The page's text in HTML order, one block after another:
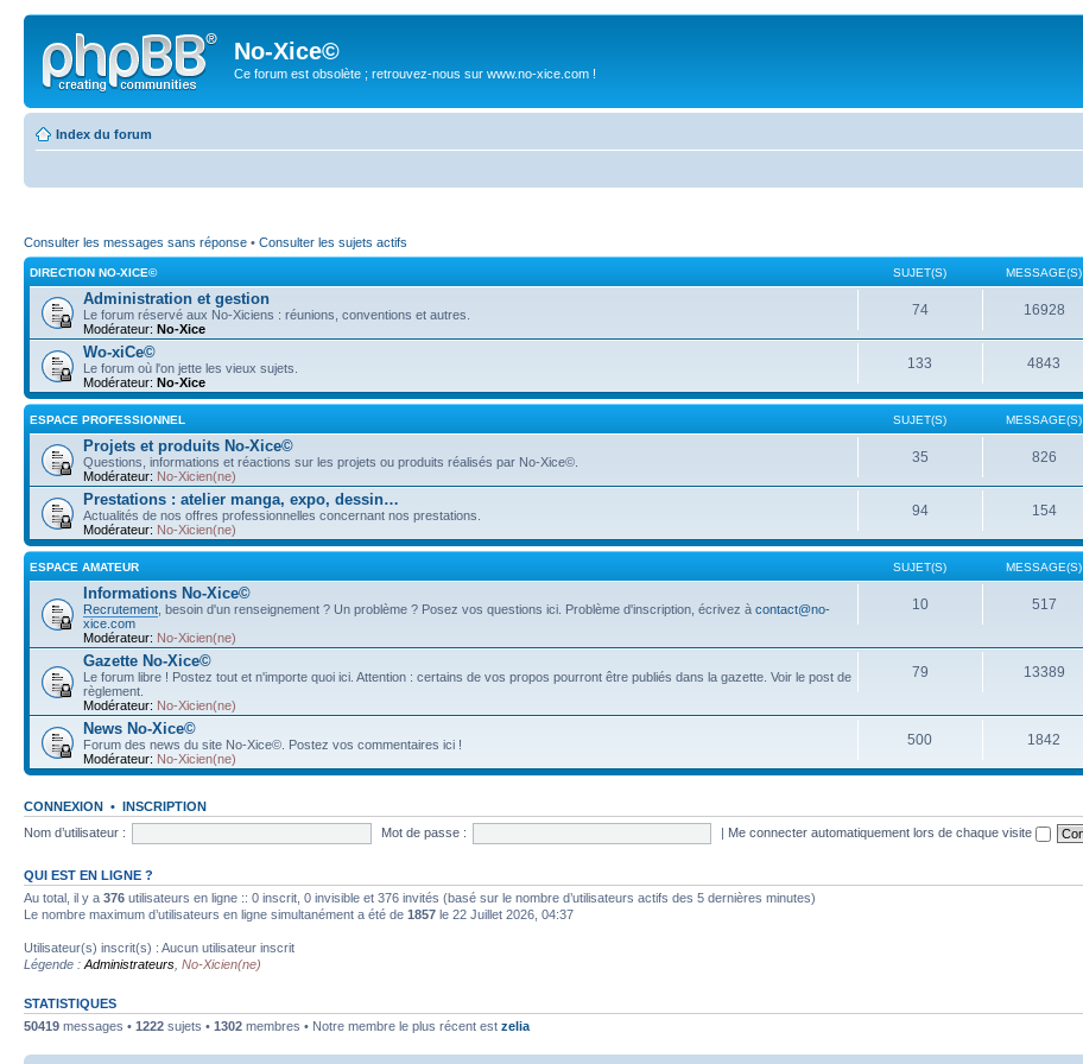
No-Xice©
Ce forum est obsolète ; retrouvez-nous sur www.no-xice.com !
Index du forum
Consulter les messages sans réponse • Consulter les sujets actifs
DIRECTION NO-XICE© SUJET(S) MESSAGE(S)
Administration et gestion
Le forum réservé aux No-Xiciens : réunions, conventions et autres.
Modérateur: No-Xice
74 16928
Wo-xiCe©
Le forum où l'on jette les vieux sujets.
Modérateur: No-Xice
133 4843
ESPACE PROFESSIONNEL SUJET(S) MESSAGE(S)
Projets et produits No-Xice©
Questions, informations et réactions sur les projets ou produits réalisés par No-Xice©.
Modérateur: No-Xicien(ne)
35 826
Prestations : atelier manga, expo, dessin…
Actualités de nos offres professionnelles concernant nos prestations.
Modérateur: No-Xicien(ne)
94 154
ESPACE AMATEUR SUJET(S) MESSAGE(S)
Informations No-Xice©
Recrutement , besoin d'un renseignement ? Un problème ? Posez vos questions ici. Problème d'inscription, écrivez à contact@no-
xice.com
Modérateur: No-Xicien(ne)
10 517
Gazette No-Xice©
Le forum libre ! Postez tout et n'importe quoi ici. Attention : certains de vos propos pourront être publiés dans la gazette. Voir le post de
règlement.
Modérateur: No-Xicien(ne)
79 13389
News No-Xice©
Forum des news du site No-Xice©. Postez vos commentaires ici !
Modérateur: No-Xicien(ne)
500 1842
CONNEXION • INSCRIPTION
Nom d’utilisateur :
Mot de passe : | Me connecter automatiquement lors de chaque visite
QUI EST EN LIGNE ?
Au total, il y a 376 utilisateurs en ligne :: 0 inscrit, 0 invisible et 376 invités (basé sur le nombre d’utilisateurs actifs des 5 dernières minutes)
Le nombre maximum d’utilisateurs en ligne simultanément a été de 1857 le 22 Juillet 2026, 04:37
Utilisateur(s) inscrit(s) : Aucun utilisateur inscrit
Légende : Administrateurs No-Xicien(ne)
STATISTIQUES
50419 messages • 1222 sujets • 1302 membres • Notre membre le plus récent est zelia